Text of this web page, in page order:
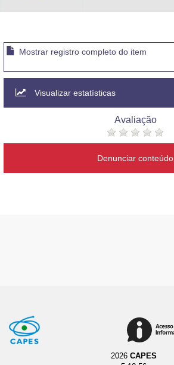
Mostrar registro completo do item
Visualizar estatísticas
Avaliação
Denunciar conteúdo
2026 CAPES